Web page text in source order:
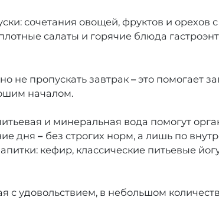
сочетания овощей, фруктов и орехов
салаты и горячие блюда
не пропускать завтрак–это помогает
началом.
и минеральная вода помогут
дня – без строгих норм, а лишь по
кефир, классические питьевые
с удовольствием, в небольшом